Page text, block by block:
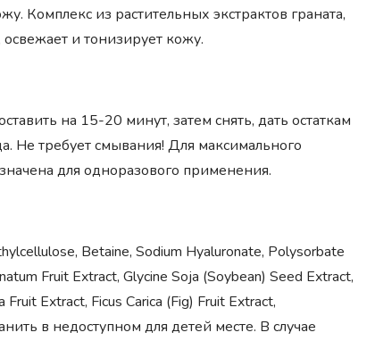
Комплекс из растительных экстрактов граната,
и тонизирует кожу.
на 15-20 минут, затем снять, дать остаткам
Не требует смывания! Для максимального
для одноразового применения.
Betaine, Sodium Hyaluronate, Polysorbate
Fruit Extract, Glycine Soja (Soybean) Seed Extract,
Extract, Ficus Carica (Fig) Fruit Extract,
в недоступном для детей месте. В случае